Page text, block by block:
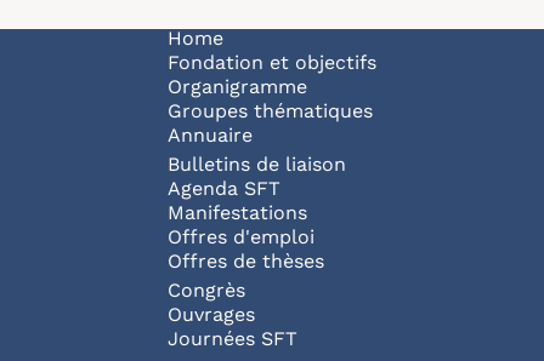
Navigation principale
Home
Fondation et objectifs
Organigramme
Groupes thématiques
Annuaire
Bulletins de liaison
Agenda SFT
Manifestations
Offres d'emploi
Offres de thèses
Congrès
Ouvrages
Journées SFT